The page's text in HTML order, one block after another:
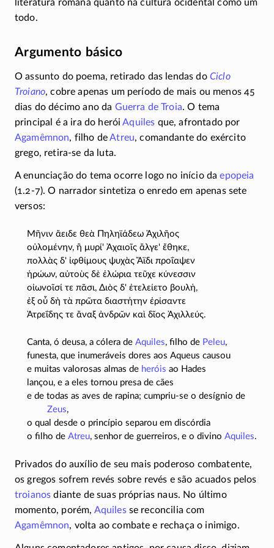
literatura romana quanto na cultura ocidental como um
todo.
Argumento básico
O assunto do poema, retirado das lendas do Ciclo
Troiano, cobre apenas um período de mais ou menos 45
dias do décimo ano da Guerra de Troia. O tema
principal é a ira do heróiAquiles que, afrontado por
Agamêmnon, filho deAtreu, comandante do exército
grego, retira-se da luta.
A enunciação do tema ocorre logo no início daepopeia
(1.2-7). O narrador sintetiza o enredo em apenas sete
versos:
Μῆνιν ἄειδε θεὰ Πηληϊάδεω Ἀχιλῆος
οὐλομένην, ἣ μυρί' Ἀχαιοῖς ἄλγε' ἔθηκε,
πολλὰς δ' ἰφθίμους ψυχὰς Ἄϊδι προΐαψεν
ἡρώων, αὐτοὺς δὲ ἑλώρια τεῦχε κύνεσσιν
οἰωνοῖσί τε πᾶσι, Διὸς δ' ἐτελείετο βουλή,
ἐξ οὗ δὴ τὰ πρῶτα διαστήτην ἐρίσαντε
Ἀτρεΐδης τε ἄναξ ἀνδρῶν καὶ δῖος Ἀχιλλεύς.
Canta, ó deusa, a cólera de Aquiles, filho de Peleu,
funesta, que inumeráveis dores aos Aqueus causou
e muitas valorosas almas de heróis ao Hades
lançou, e a eles tornou presa de cães
e de todas as aves de rapina; cumpriu-se o desígnio de
Zeus,
o qual desde o princípio separou em discórdia
o filho de Atreu, senhor de guerreiros, e o divino Aquiles.
Privados do auxílio de seu mais poderoso combatente,
os gregos sofrem revés sobre revés e são acuados pelos
troianos diante de suas próprias naus. No último
momento, porém, Aquilesse reconcilia com
Agamêmnon, volta ao combate e rechaça o inimigo.